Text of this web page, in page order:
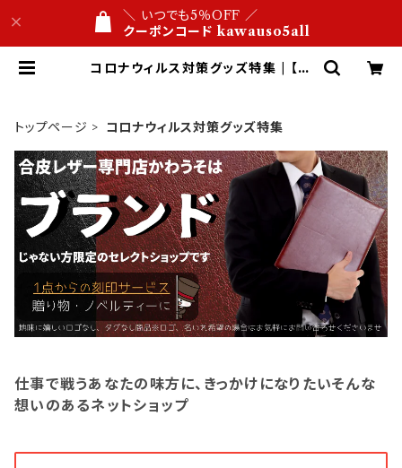
＼ いつでも5％OFF ／
クーポンコード kawauso5all
コロナウィルス対策グッズ特集 | 【公
トップページ
コロナウィルス対策グッズ特集
仕事で戦うあなたの味方に、きっかけになりたいそんな
想いのあるネットショップ